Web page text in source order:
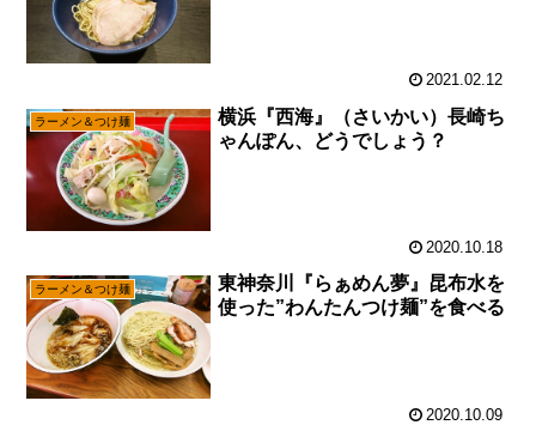
2021.02.12
ラーメン＆つけ麺
横浜『西海』（さいかい）長崎ち
ゃんぽん、どうでしょう？
2020.10.18
ラーメン＆つけ麺
東神奈川『らぁめん夢』昆布水を
使った”わんたんつけ麺”を食べる
2020.10.09